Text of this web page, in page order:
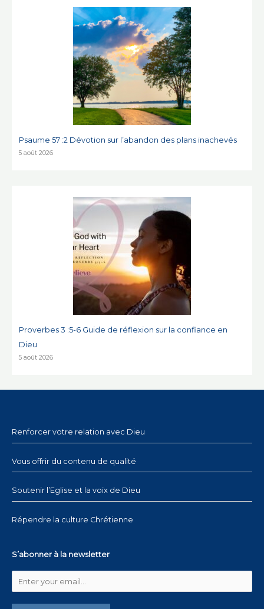
Psaume 57 :2 Dévotion sur l’abandon des plans inachevés
5 août 2026
Proverbes 3 :5-6 Guide de réflexion sur la confiance en
Dieu
5 août 2026
Renforcer votre relation avec Dieu
Vous offrir du contenu de qualité
Soutenir l’Eglise et la voix de Dieu
Répendre la culture Chrétienne
S’abonner à la newsletter